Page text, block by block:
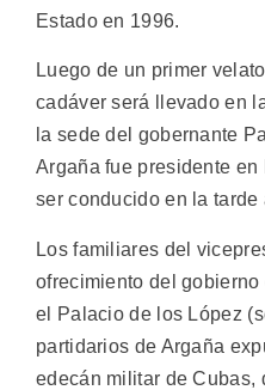
Estado en 1996.
Luego de un primer
cadáver será llevado en
la sede del gobernante
Argaña fue presidente
ser conducido en la tarde
Los familiares del
ofrecimiento del
el Palacio de los López
partidarios de Argaña
edecán militar de Cubas,